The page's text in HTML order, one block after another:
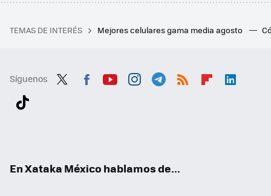
TEMAS DE INTERÉS Mejores celulares gama media agosto
Síguenos
En Xataka México hablamos de...